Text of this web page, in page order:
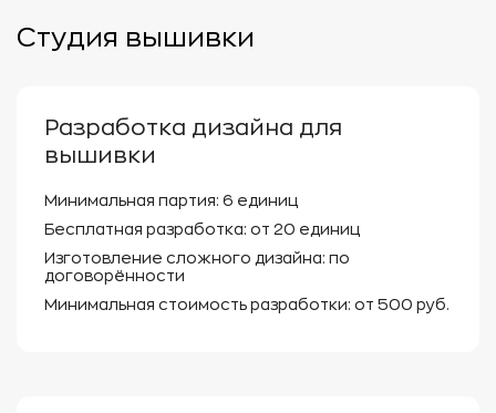
Студия вышивки
Разработка дизайна для
вышивки
Минимальная партия: 6 единиц
Бесплатная разработка: от 20 единиц
Изготовление сложного дизайна: по
договорённости
Минимальная стоимость разработки: от 500 руб.